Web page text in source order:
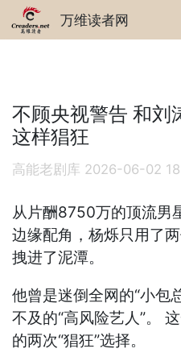
万维读者网
不顾央视警告 和刘
这样猖狂
高能老剧库 2026-06-02
从片酬8750万的顶流男
边缘配角，杨烁只用了
拽进了泥潭。
他曾是迷倒全网的“小包
不及的“高风险艺人”。
的两次“猖狂”选择。